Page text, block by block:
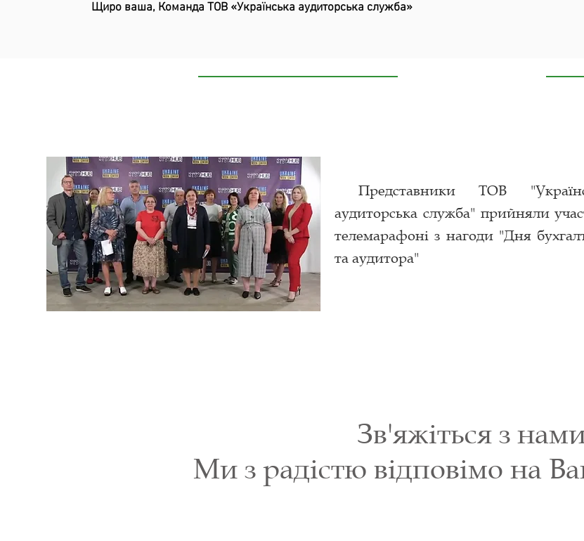
Щиро ваша, Команда ТОВ «Українська аудиторська служба»
Представники ТОВ
аудиторська служба" прийняли
телемарафоні з нагоди "Дня
та аудитора"
Зв'яжіться з
Ми з радістю відповімо на